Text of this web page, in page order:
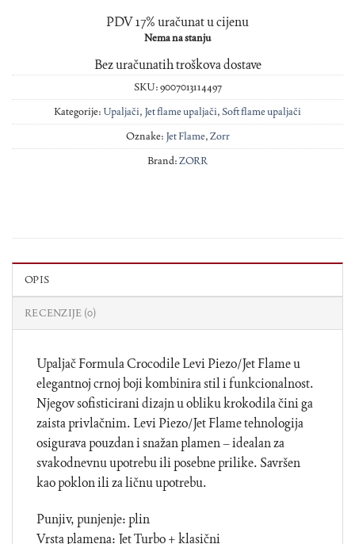
PDV 17% uračunat u cijenu
Nema na stanju
Bez uračunatih troškova dostave
SKU:9007013114497
Kategorije:Upaljači, Jet flame upaljači,Soft flame upaljači
Oznake: Jet Flame,Zorr
Brand:ZORR
OPIS
RECENZIJE (0)
Upaljač Formula Crocodile Levi Piezo/Jet Flame u
elegantnoj crnoj boji kombinira stil i funkcionalnost.
Njegov sofisticirani dizajn u obliku krokodila čini ga
zaista privlačnim. Levi Piezo/Jet Flame tehnologija
osigurava pouzdan i snažan plamen – idealan za
svakodnevnu upotrebu ili posebne prilike. Savršen
kao poklon ili za ličnu upotrebu.
Punjiv, punjenje: plin
Vrsta plamena: Jet Turbo + klasični